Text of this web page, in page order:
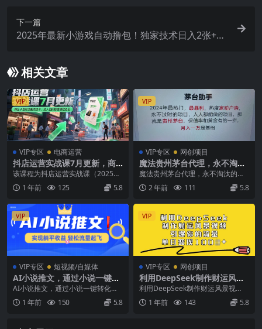
下一篇
2025年最新小游戏自动撸包！独家技术日入2张+，
相关文章
VIP
VIP专区 电商运营
抖店运营实战课7月更新，商
品卡自然流截流技术，达人团
该课程为抖店运营实战课（2025年
7月更新），涵盖商品卡自然流、不
动销起店、图文...
1 年前 125 5.8
VIP
VIP专区 网创项目
魔法贵州茅台代理，永不淘汰
的项目，命中率极高，单瓶利
魔法贵州茅台代理，永不淘汰的项
目，抛开传统玩法，使用科技，命
中率极高，每天可抢两...
2 年前 111 5.8
VIP
VIP专区 短视频/自媒体
AI小说推文，通过小说一键转
化为动漫解说，绝对原创度可
AI小说推文，通过小说一键转化为
动漫解说，绝对原创度可以过各大
平台 高效高质量：...
1 年前 150 5.8
VIP
VIP专区 网创项目
利用DeepSeek制作财运风景
视频，引爆你的流量，单日变
利用DeepSeek制作财运风景视
频，引爆你的流量，单日变现多张
项目简介： 经...
1 年前 143 5.8